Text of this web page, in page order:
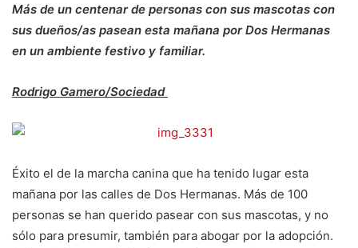
Más de un centenar de personas con sus mascotas con
sus dueños/as pasean esta mañana por Dos Hermanas
en un ambiente festivo y familiar.
Rodrigo Gamero/Sociedad
Éxito el de la marcha canina que ha tenido lugar esta
mañana por las calles de Dos Hermanas. Más de 100
personas se han querido pasear con sus mascotas, y no
sólo para presumir, también para abogar por la adopción.